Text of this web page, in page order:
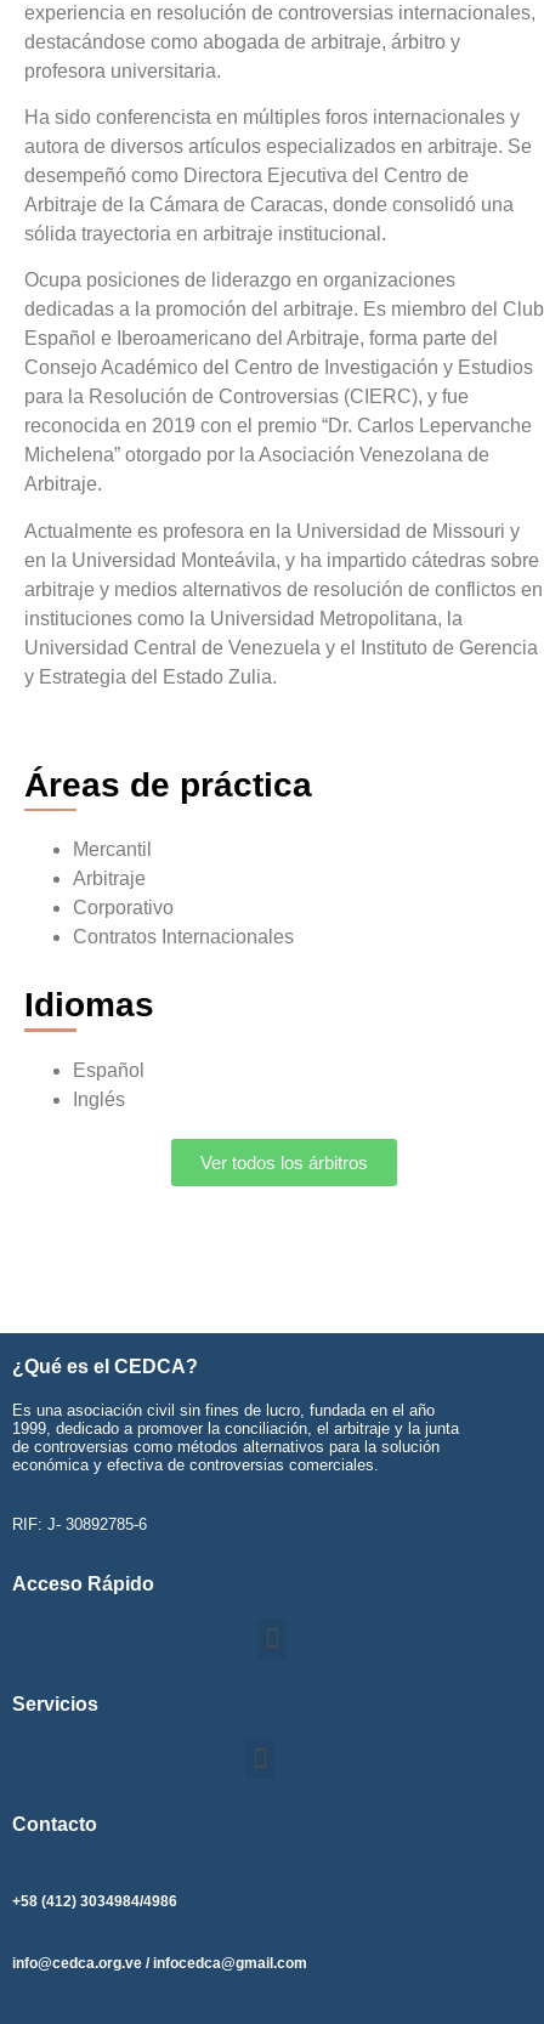
experiencia en resolución de controversias internacionales,
destacándose como abogada de arbitraje, árbitro y
profesora universitaria.
Ha sido conferencista en múltiples foros internacionales y
autora de diversos artículos especializados en arbitraje. Se
desempeñó como Directora Ejecutiva del Centro de
Arbitraje de la Cámara de Caracas, donde consolidó una
sólida trayectoria en arbitraje institucional.
Ocupa posiciones de liderazgo en organizaciones
dedicadas a la promoción del arbitraje. Es miembro del Club
Español e Iberoamericano del Arbitraje, forma parte del
Consejo Académico del Centro de Investigación y Estudios
para la Resolución de Controversias (CIERC), y fue
reconocida en 2019 con el premio “Dr. Carlos Lepervanche
Michelena” otorgado por la Asociación Venezolana de
Arbitraje.
Actualmente es profesora en la Universidad de Missouri y
en la Universidad Monteávila, y ha impartido cátedras sobre
arbitraje y medios alternativos de resolución de conflictos en
instituciones como la Universidad Metropolitana, la
Universidad Central de Venezuela y el Instituto de Gerencia
y Estrategia del Estado Zulia.
Áreas de práctica
Mercantil
Arbitraje
Corporativo
Contratos Internacionales
Idiomas
Español
Inglés
Ver todos los árbitros
¿Qué es el CEDCA?
Es una asociación civil sin fines de lucro, fundada en el año
1999, dedicado a promover la conciliación, el arbitraje y la junta
de controversias como métodos alternativos para la solución
económica y efectiva de controversias comerciales.
RIF: J- 30892785-6
Acceso Rápido
Servicios
Contacto
+58 (412) 3034984/4986
info@cedca.org.ve / infocedca@gmail.com